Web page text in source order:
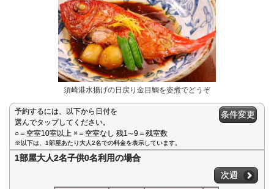
須崎港水揚げの日戻り金目鯛を姿煮でどうぞ
予約するには、以下から日付を
選んでタップしてください。
○＝空室10室以上 ×＝空室なし 残1∼9＝残室数
条件変更
※以下は、1部屋あたり大人2名での料金を表示しています。
1部屋大人2名子供0名利用の場合
次週